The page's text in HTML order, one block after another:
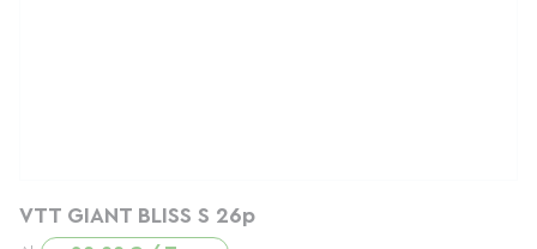
VTT GIANT BLISS S 26p